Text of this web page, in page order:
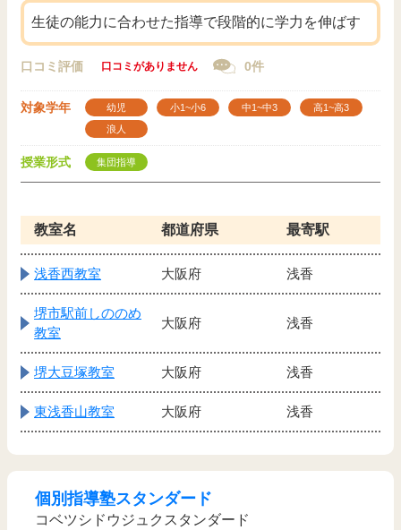
生徒の能力に合わせた指導で段階的に学力を伸ばす
口コミ評価 口コミがありません 0件
対象学年 幼児 小1~小6 中1~中3
高1~高3
浪人
授業形式 集団指導
教室名 都道府県 最寄駅
浅香西教室 大阪府 浅香
堺市駅前しののめ
教室
大阪府 浅香
堺大豆塚教室 大阪府 浅香
東浅香山教室 大阪府 浅香
個別指導塾スタンダード
コベツシドウジュクスタンダード